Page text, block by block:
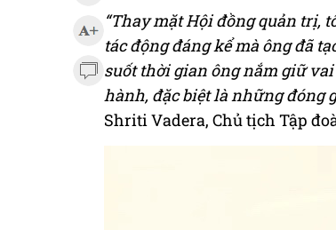
“Thay mặt Hội đồng quản
tác động đáng kể mà ông đã
suốt thời gian ông nắm giữ
hành, đặc biệt là những đóng
Shriti Vadera, Chủ tịch Tập